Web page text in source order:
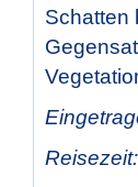
Schatten
Reisezeit: